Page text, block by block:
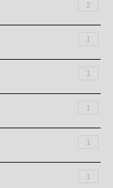
2
1
1
1
1
1